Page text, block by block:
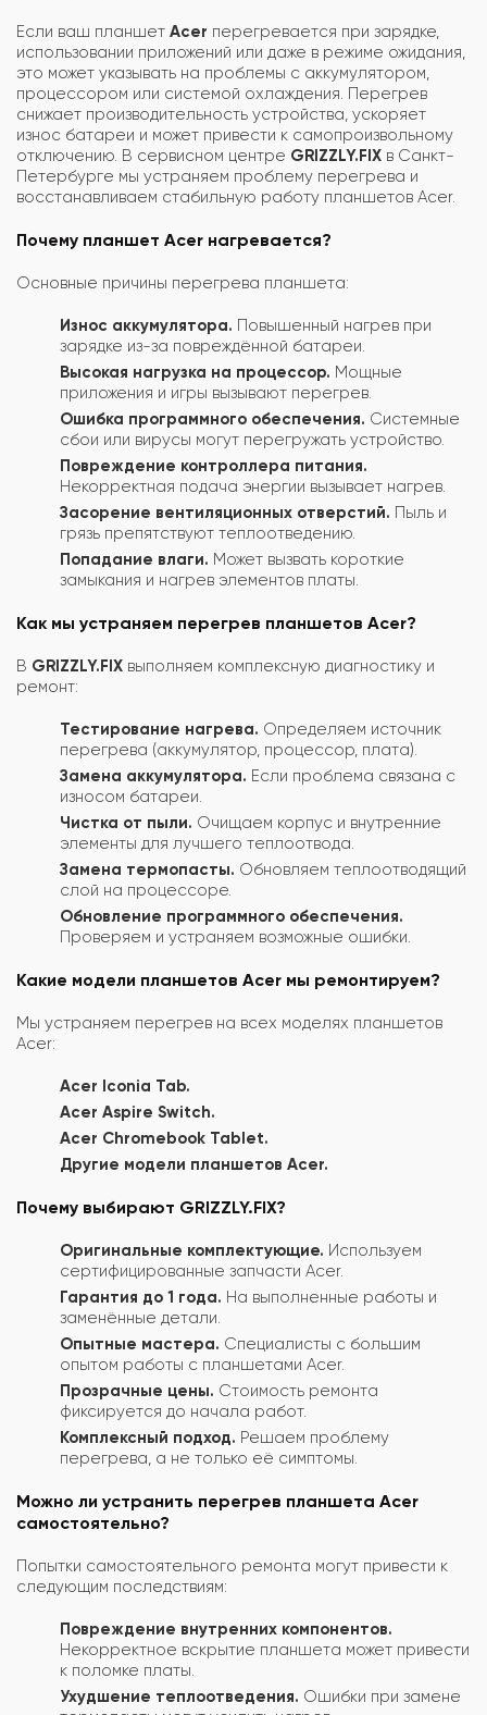
Если ваш планшет Acer перегревается при зарядке,
использовании приложений или даже в режиме ожидания,
это может указывать на проблемы с аккумулятором,
процессором или системой охлаждения. Перегрев
снижает производительность устройства, ускоряет
износ батареи и может привести к самопроизвольному
отключению. В сервисном центре GRIZZLY.FIX в Санкт-
Петербурге мы устраняем проблему перегрева и
восстанавливаем стабильную работу планшетов Acer.
Почему планшет Acer нагревается?
Основные причины перегрева планшета:
Износ аккумулятора. Повышенный нагрев при
зарядке из-за повреждённой батареи.
Высокая нагрузка на процессор. Мощные
приложения и игры вызывают перегрев.
Ошибка программного обеспечения. Системные
сбои или вирусы могут перегружать устройство.
Повреждение контроллера питания.
Некорректная подача энергии вызывает нагрев.
Засорение вентиляционных отверстий. Пыль и
грязь препятствуют теплоотведению.
Попадание влаги. Может вызвать короткие
замыкания и нагрев элементов платы.
Как мы устраняем перегрев планшетов Acer?
В GRIZZLY.FIX выполняем комплексную диагностику и
ремонт:
Тестирование нагрева. Определяем источник
перегрева (аккумулятор, процессор, плата).
Замена аккумулятора. Если проблема связана с
износом батареи.
Чистка от пыли. Очищаем корпус и внутренние
элементы для лучшего теплоотвода.
Замена термопасты. Обновляем теплоотводящий
слой на процессоре.
Обновление программного обеспечения.
Проверяем и устраняем возможные ошибки.
Какие модели планшетов Acer мы ремонтируем?
Мы устраняем перегрев на всех моделях планшетов
Acer:
Acer Iconia Tab.
Acer Aspire Switch.
Acer Chromebook Tablet.
Другие модели планшетов Acer.
Почему выбирают GRIZZLY.FIX?
Оригинальные комплектующие. Используем
сертифицированные запчасти Acer.
Гарантия до 1 года. На выполненные работы и
заменённые детали.
Опытные мастера. Специалисты с большим
опытом работы с планшетами Acer.
Прозрачные цены. Стоимость ремонта
фиксируется до начала работ.
Комплексный подход. Решаем проблему
перегрева, а не только её симптомы.
Можно ли устранить перегрев планшета Acer
самостоятельно?
Попытки самостоятельного ремонта могут привести к
следующим последствиям:
Повреждение внутренних компонентов.
Некорректное вскрытие планшета может привести
к поломке платы.
Ухудшение теплоотведения. Ошибки при замене